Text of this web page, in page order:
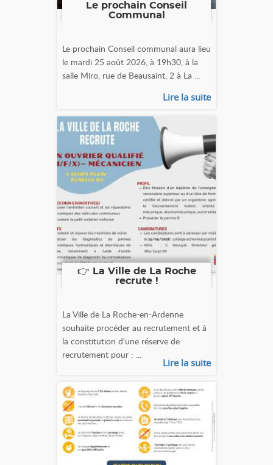
Le prochain Conseil
Communal
Le prochain Conseil communal aura lieu
le mardi 25 août 2026, à 19h30, à la
salle Miro, rue de Beausaint, 2 à La ...
Lire la suite
👉 La Ville de La Roche
recrute !
La Ville de La Roche-en-Ardenne
souhaite procéder au recrutement et à
la constitution d'une réserve de
recrutement pour : ...
Lire la suite